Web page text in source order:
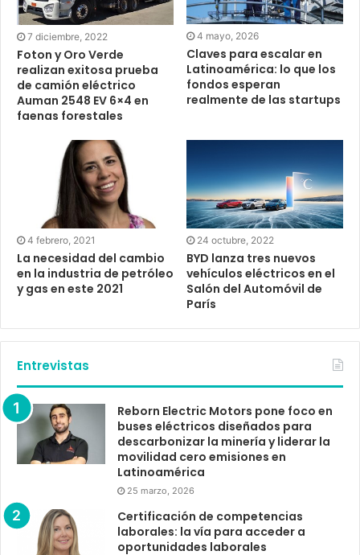
7 diciembre, 2022
Foton y Oro Verde
realizan exitosa prueba
de camión eléctrico
Auman 2548 EV 6×4 en
faenas forestales
4 mayo, 2026
Claves para escalar en
Latinoamérica: lo que los
fondos esperan
realmente de las startups
4 febrero, 2021
La necesidad del cambio
en la industria de petróleo
y gas en este 2021
24 octubre, 2022
BYD lanza tres nuevos
vehículos eléctricos en el
Salón del Automóvil de
París
Entrevistas
Reborn Electric Motors pone foco en
buses eléctricos diseñados para
descarbonizar la minería y liderar la
movilidad cero emisiones en
Latinoamérica
25 marzo, 2026
Certificación de competencias
laborales: la vía para acceder a
oportunidades laborales